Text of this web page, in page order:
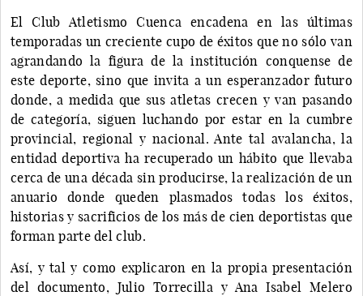
El Club Atletismo Cuenca encadena en las últimas
temporadas un creciente cupo de éxitos que no sólo van
agrandando la figura de la institución conquense de
este deporte, sino que invita a un esperanzador futuro
donde, a medida que sus atletas crecen y van pasando
de categoría, siguen luchando por estar en la cumbre
provincial, regional y nacional. Ante tal avalancha, la
entidad deportiva ha recuperado un hábito que llevaba
cerca de una década sin producirse, la realización de un
anuario donde queden plasmados todas los éxitos,
historias y sacrificios de los más de cien deportistas que
forman parte del club.
Así, y tal y como explicaron en la propia presentación
del documento, Julio Torrecilla y Ana Isabel Melero